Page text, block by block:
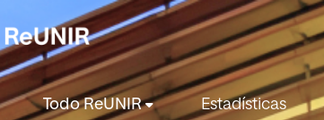
Todo ReUNIR Estadísticas